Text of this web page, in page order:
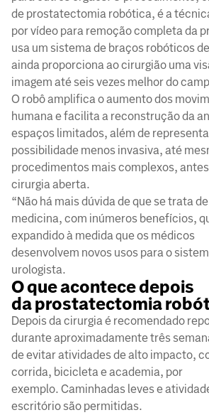
de prostatectomia robótica, é a
por vídeo para remoção completa da
usa um sistema de braços robóticos
ainda proporciona ao cirurgião uma
imagem até seis vezes melhor do
O robô amplifica o aumento dos
humana e facilita a reconstrução da
espaços limitados, além de
possibilidade menos invasiva, até
procedimentos mais complexos,
cirurgia aberta.
“Não há mais dúvida de que se trata
medicina, com inúmeros benefícios,
expandido à medida que os médicos
desenvolvem novos usos para o
urologista.
O que acontece depois
da prostatectomia
Depois da cirurgia é recomendado
durante aproximadamente três
de evitar atividades de alto impacto,
corrida, bicicleta e academia, por
exemplo. Caminhadas leves e
escritório são permitidas.